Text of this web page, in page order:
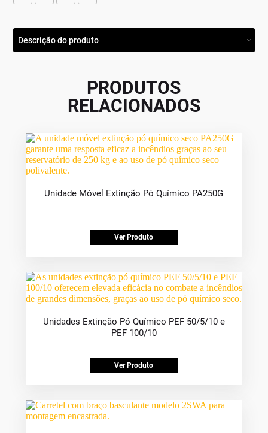
Descrição do produto
PRODUTOS
RELACIONADOS
Unidade Móvel Extinção Pó Químico PA250G
Ver Produto
Unidades Extinção Pó Químico PEF 50/5/10 e
PEF 100/10
Ver Produto